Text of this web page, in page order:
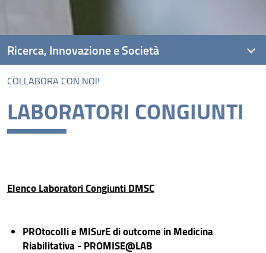
COLLABORA CON NOI!
LABORATORI CONGIUNTI
Elenco Laboratori Congiunti DMSC
PROtocolli e MISurE di outcome in Medicina
Riabilitativa - PROMISE@LAB
Ricerca, Innovazione e Società
Ambiti di Ricerca
Unità di Ricerca
Piattaforme di Ricerca
Risultati e Impatto